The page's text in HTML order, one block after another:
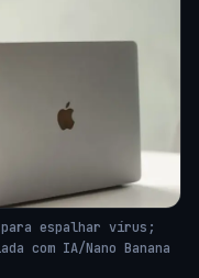
para espalhar vírus;
com IA/Nano Banana